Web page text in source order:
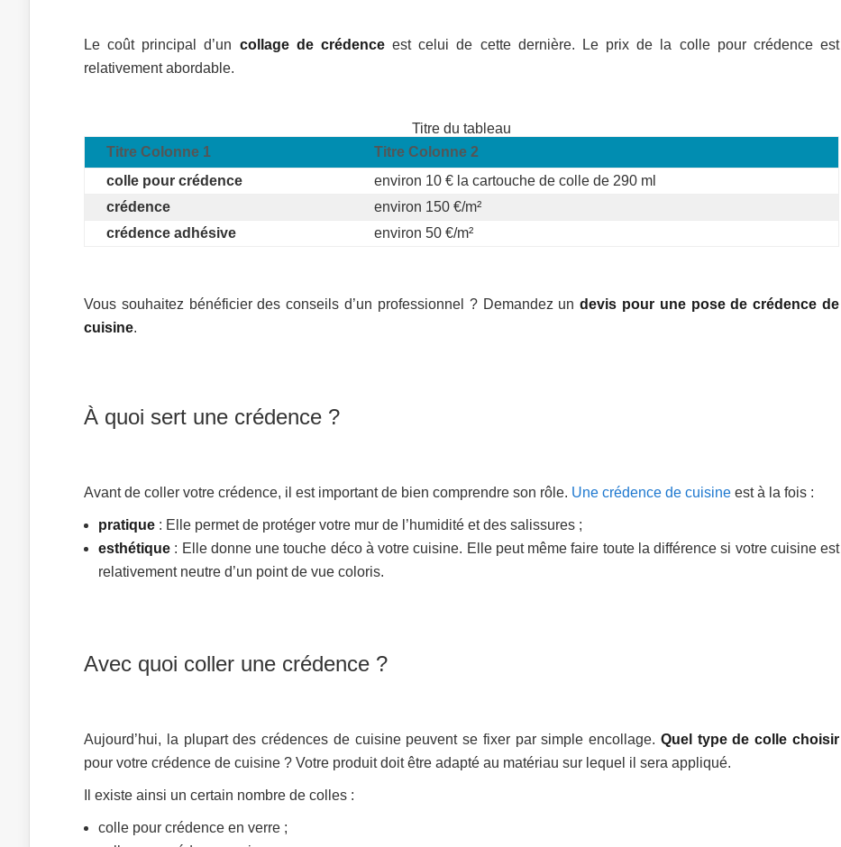
Le coût principal d’un collage de crédenceest celui de cette dernière. Le prix de la colle pour crédence est
relativement abordable.
Titre du tableau
Titre Colonne 1
Titre Colonne 2
colle pour crédence
environ 10 € la cartouche de colle de 290 ml
crédence
environ 150 €/m²
crédence adhésive
environ 50 €/m²
Vous souhaitez bénéficier des conseils d’un professionnel ? Demandez undevis pour une pose de crédence de
cuisine.
À quoi sert une crédence ?
Avant de coller votre crédence, il est important de bien comprendre son rôle. Une crédence de cuisine est à la fois :
pratique : Elle permet de protéger votre mur de l’humidité et des salissures ;
esthétique : Elle donne une touche déco à votre cuisine. Elle peut même faire toute la différence si votre cuisine est
relativement neutre d’un point de vue coloris.
Avec quoi coller une crédence ?
Aujourd’hui, la plupart des crédences de cuisine peuvent se fixer par simple encollage. Quel type de colle choisir
pour votre crédence de cuisine ? Votre produit doit être adapté au matériau sur lequel il sera appliqué.
Il existe ainsi un certain nombre de colles :
colle pour crédence en verre ;